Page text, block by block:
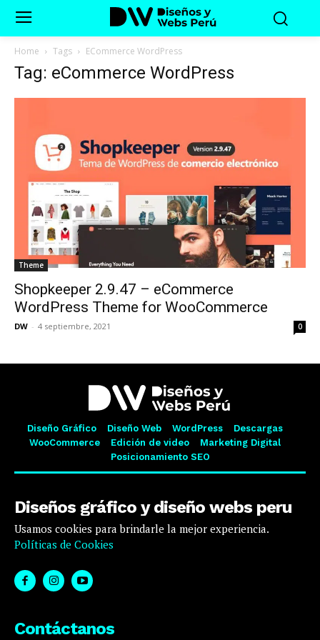
Home Tags ECommerce WordPress
Tag: eCommerce WordPress
Theme
Shopkeeper 2.9.47 – eCommerce
WordPress Theme for WooCommerce
DW - 4 septiembre, 2021 0
Diseño Gráfico Diseño Web WordPress
Descargas
WooCommerce
Edición de video
Marketing Digital
Posicionamiento SEO
Diseños gráfico y diseño webs peru
Usamos cookies para brindarle la mejor experiencia.
Políticas de Cookies
Contáctanos